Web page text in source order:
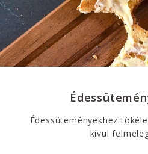
Édessüteményekhez
kívül